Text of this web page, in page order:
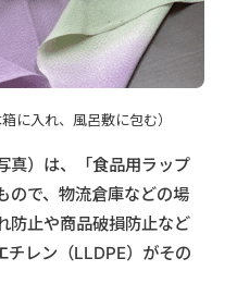
に入れ、風呂敷に包む）
真）は、「食品用ラップ
ので、物流倉庫などの場
防止や商品破損防止など
チレン（LLDPE）がその